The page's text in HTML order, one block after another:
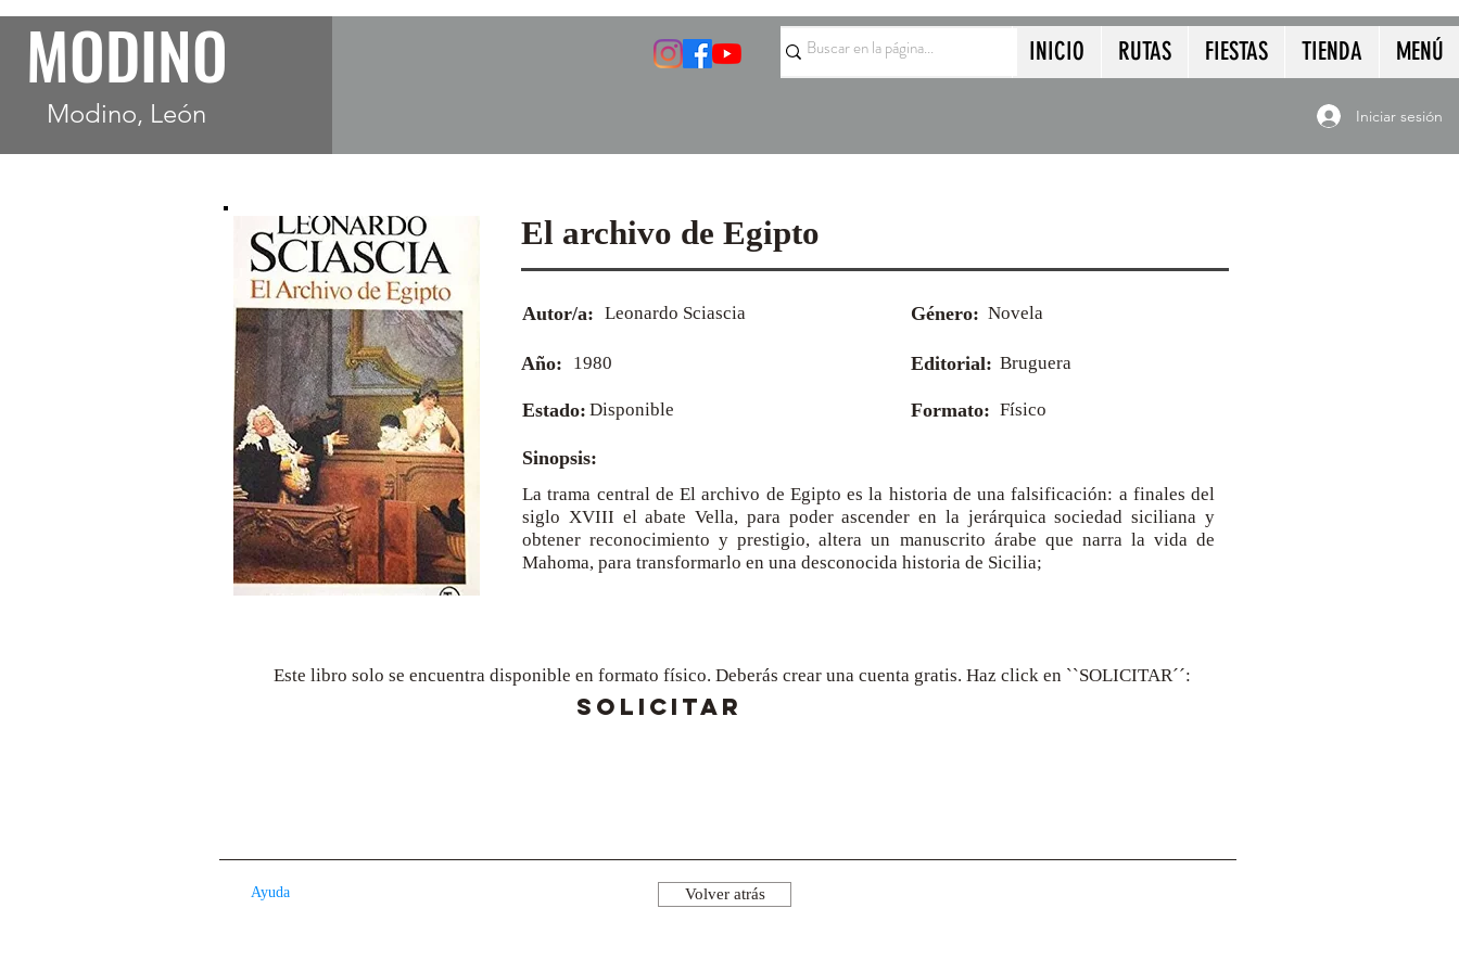
MODINO
Modino, León
INICIO RUTAS FIESTAS TIENDA MENÚ
Iniciar sesión
El archivo de Egipto
Autor/a: Leonardo Sciascia
Año: 1980
Estado: Disponible
Género: Novela
Editorial: Bruguera
Formato: Físico
Sinopsis:
La trama central de El archivo de Egipto es la historia de una falsificación: a finales del
siglo XVIII el abate Vella, para poder ascender en la jerárquica sociedad siciliana y
obtener reconocimiento y prestigio, altera un manuscrito árabe que narra la vida de
Mahoma, para transformarlo en una desconocida historia de Sicilia;
Este libro solo se encuentra disponible en formato físico. Deberás crear una cuenta gratis. Haz click en ``SOLICITAR´´:
SOLICITAR
Ayuda Volver atrás